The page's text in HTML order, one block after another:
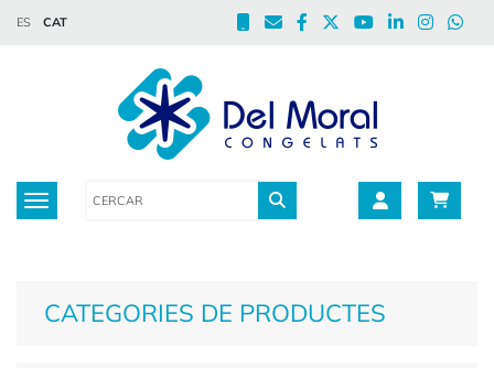
ES CAT
Toggle navigation
CATEGORIES DE PRODUCTES